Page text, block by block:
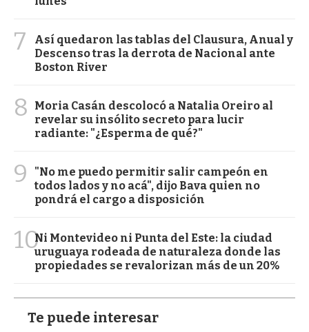
7
Así quedaron las tablas del Clausura, Anual y
Descenso tras la derrota de Nacional ante
Boston River
8
Moria Casán descolocó a Natalia Oreiro al
revelar su insólito secreto para lucir
radiante: "¿Esperma de qué?"
9
"No me puedo permitir salir campeón en
todos lados y no acá", dijo Bava quien no
pondrá el cargo a disposición
10Ni Montevideo ni Punta del Este: la ciudad
uruguaya rodeada de naturaleza donde las
propiedades se revalorizan más de un 20%
Te puede interesar